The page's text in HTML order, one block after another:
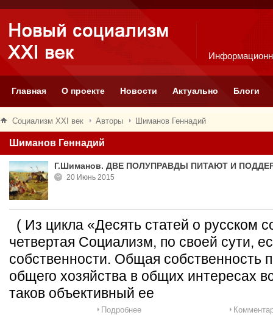
Главная О проекте Новости Актуально Блоги
Социализм XXI век Авторы Шиманов Геннадий
Шиманов Геннадий
Г.Шиманов. ДВЕ ПОЛУПРАВДЫ ПИТАЮТ И
20 Июнь 2015
( Из цикла «Десять статей о русском
четвертая Социализм, по своей сути,
собственности. Общая собственность
общего хозяйства в общих интересах
таков объективный ее
Подробнее